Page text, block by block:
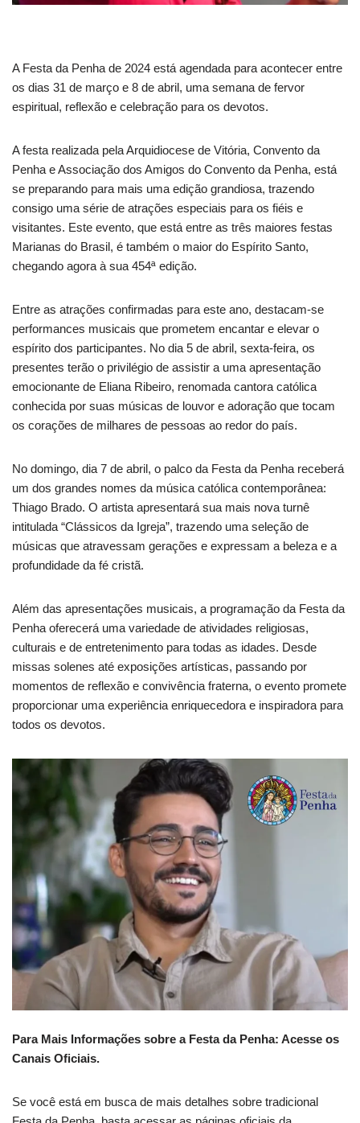
A Festa da Penha de 2024 está agendada para acontecer entre
os dias 31 de março e 8 de abril, uma semana de fervor
espiritual, reflexão e celebração para os devotos.
A festa realizada pela Arquidiocese de Vitória, Convento da
Penha e Associação dos Amigos do Convento da Penha, está
se preparando para mais uma edição grandiosa, trazendo
consigo uma série de atrações especiais para os fiéis e
visitantes. Este evento, que está entre as três maiores festas
Marianas do Brasil, é também o maior do Espírito Santo,
chegando agora à sua 454ª edição.
Entre as atrações confirmadas para este ano, destacam-se
performances musicais que prometem encantar e elevar o
espírito dos participantes. No dia 5 de abril, sexta-feira, os
presentes terão o privilégio de assistir a uma apresentação
emocionante de Eliana Ribeiro, renomada cantora católica
conhecida por suas músicas de louvor e adoração que tocam
os corações de milhares de pessoas ao redor do país.
No domingo, dia 7 de abril, o palco da Festa da Penha receberá
um dos grandes nomes da música católica contemporânea:
Thiago Brado. O artista apresentará sua mais nova turnê
intitulada “Clássicos da Igreja”, trazendo uma seleção de
músicas que atravessam gerações e expressam a beleza e a
profundidade da fé cristã.
Além das apresentações musicais, a programação da Festa da
Penha oferecerá uma variedade de atividades religiosas,
culturais e de entretenimento para todas as idades. Desde
missas solenes até exposições artísticas, passando por
momentos de reflexão e convivência fraterna, o evento promete
proporcionar uma experiência enriquecedora e inspiradora para
todos os devotos.
Para Mais Informações sobre a Festa da Penha: Acesse os
Canais Oficiais.
Se você está em busca de mais detalhes sobre tradicional